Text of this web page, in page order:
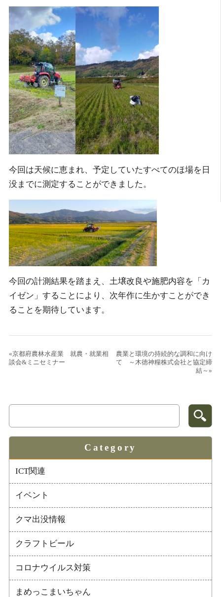
今回は天候に恵まれ、予定していたすべてのほ場を日
没までに測定することができました。
今回の計測結果を踏まえ、土壌改良や施肥内容を「カ
イゼン」することにより、次年作に生かすことができ
ることを期待しています。
«京都府農林水産業 就農・就業相
談会&ミニセミナー
農業と環境の持続的な調和に向け
て ～木徳神糧株式会社と協定締
結～»
Category
ICT関連
イベント
クマ出没情報
クラフトビール
コロナウイルス対策
まめっこまいちゃん